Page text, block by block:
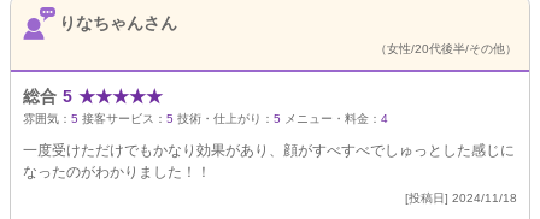
りなちゃんさん
（女性/20代後半/その他）
総合 5 ★★★★★
雰囲気： 5 接客サービス： 5 技術・仕上がり： 5 メニュー・料金： 4
一度受けただけでもかなり効果があり、顔がすべすべでしゅっとした感じに
なったのがわかりました！！
[投稿日] 2024/11/18